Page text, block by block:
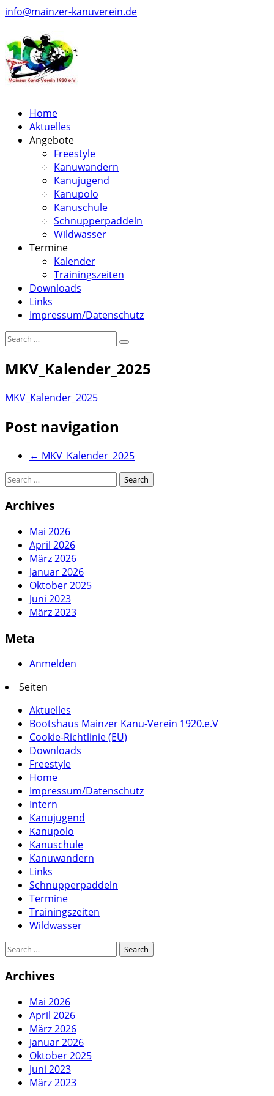
info@mainzer-kanuverein.de
Home
Aktuelles
Angebote
Freestyle
Kanuwandern
Kanujugend
Kanupolo
Kanuschule
Schnupperpaddeln
Wildwasser
Termine
Kalender
Trainingszeiten
Downloads
Links
Impressum/Datenschutz
MKV_Kalender_2025
MKV_Kalender_2025
Post navigation
← MKV_Kalender_2025
Archives
Mai 2026
April 2026
März 2026
Januar 2026
Oktober 2025
Juni 2023
März 2023
Meta
Anmelden
Seiten
Aktuelles
Bootshaus Mainzer Kanu-Verein 1920.e.V
Cookie-Richtlinie (EU)
Downloads
Freestyle
Home
Impressum/Datenschutz
Intern
Kanujugend
Kanupolo
Kanuschule
Kanuwandern
Links
Schnupperpaddeln
Termine
Trainingszeiten
Wildwasser
Archives
Mai 2026
April 2026
März 2026
Januar 2026
Oktober 2025
Juni 2023
März 2023